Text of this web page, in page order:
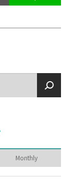
Cuisines of Mexico
Events of Mexico
Monthly